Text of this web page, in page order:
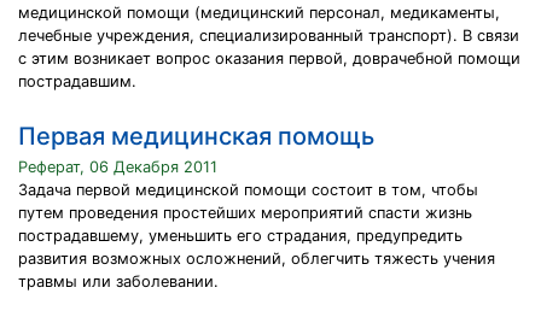
медицинской помощи (медицинский персонал, медикаменты,
лечебные учреждения, специализированный транспорт). В связи
с этим возникает вопрос оказания первой, доврачебной помощи
пострадавшим.
Первая медицинская помощь
Реферат, 06 Декабря 2011
Задача первой медицинской помощи состоит в том, чтобы
путем проведения простейших мероприятий спасти жизнь
пострадавшему, уменьшить его страдания, предупредить
развития возможных осложнений, облегчить тяжесть учения
травмы или заболевании.